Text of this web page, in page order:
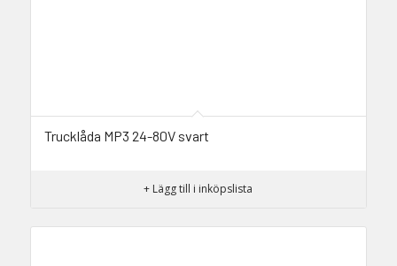
Trucklåda MP3 24-80V svart
+ Lägg till i inköpslista